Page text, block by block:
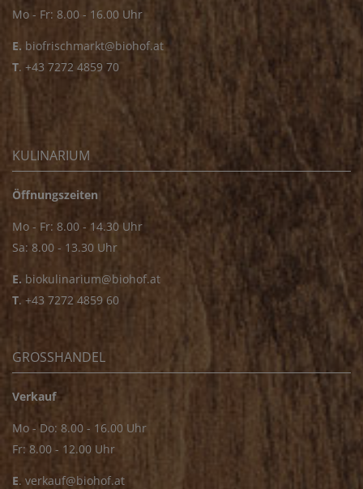
Mo - Fr: 8.00 - 16.00 Uhr
E. biofrischmarkt@biohof.at
T. +43 7272 4859 70
KULINARIUM
Öffnungszeiten
Mo - Fr: 8.00 - 14.30 Uhr
Sa: 8.00 - 13.30 Uhr
E. biokulinarium@biohof.at
T. +43 7272 4859 60
GROSSHANDEL
Verkauf
Mo - Do: 8.00 - 16.00 Uhr
Fr: 8.00 - 12.00 Uhr
E. verkauf@biohof.at